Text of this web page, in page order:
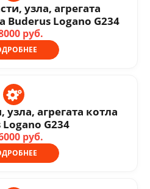
узла, агрегата
Buderus Logano G234
руб.
агрегата котла
G234
руб.